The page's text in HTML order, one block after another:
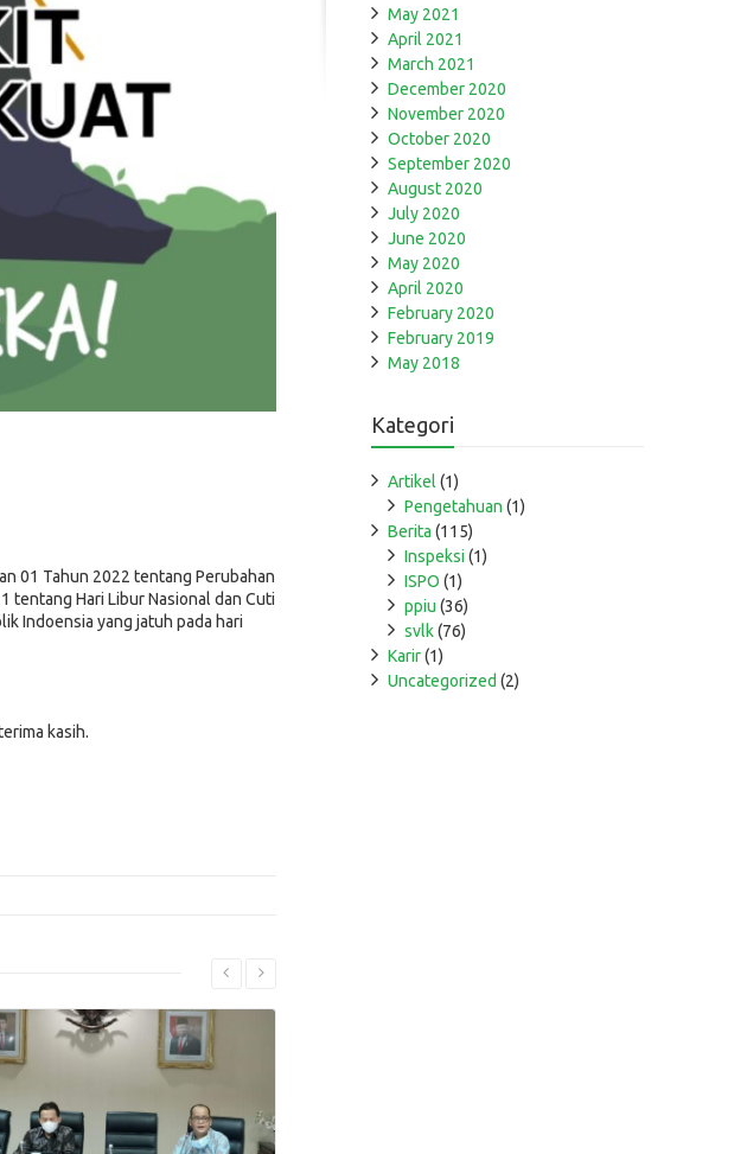
01 Tahun 2022 tentang Perubahan
tentang Hari Libur Nasional dan Cuti
Indoensia yang jatuh pada hari
kasih.
May 2021
April 2021
March 2021
December 2020
November 2020
October 2020
September 2020
August 2020
July 2020
June 2020
May 2020
April 2020
February 2020
February 2019
May 2018
Kategori
Artikel (1)
Pengetahuan (1)
Berita (115)
Inspeksi (1)
ISPO (1)
ppiu (36)
svlk(76)
Karir(1)
Uncategorized (2)